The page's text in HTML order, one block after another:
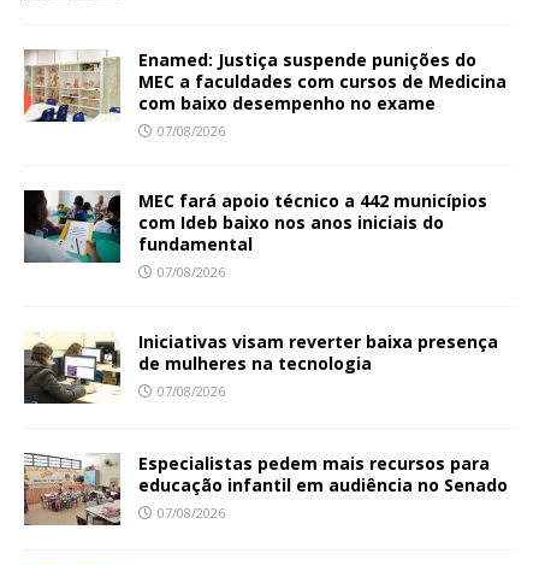
Enamed: Justiça suspende punições do
MEC a faculdades com cursos de Medicina
com baixo desempenho no exame
07/08/2026
MEC fará apoio técnico a 442 municípios
com Ideb baixo nos anos iniciais do
fundamental
07/08/2026
Iniciativas visam reverter baixa presença
de mulheres na tecnologia
07/08/2026
Especialistas pedem mais recursos para
educação infantil em audiência no Senado
07/08/2026